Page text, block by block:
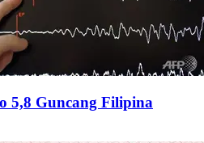
5,8 Guncang Filipina